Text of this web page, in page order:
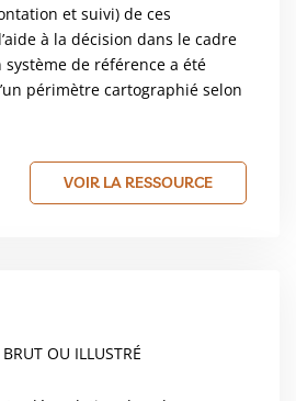
et suivi) de ces
à la décision dans le cadre
de référence a été
périmètre cartographié selon
VOIR LA RESSOURCE
BRUT OU ILLUSTRÉ